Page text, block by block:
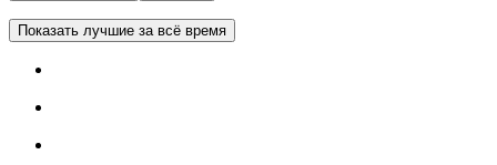
Показать лучшие за всё время